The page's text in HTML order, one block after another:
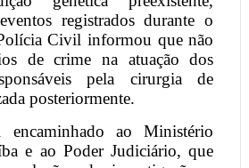
registrados durante o
Civil informou que não
de crime na atuação dos
pela cirurgia de
posteriormente.
ao Ministério
e ao Poder Judiciário, que